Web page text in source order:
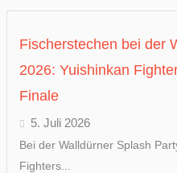
Fischerstechen bei der
2026: Yuishinkan
Finale
5. Juli 2026
Bei der Walldürner Splash
Fighters...